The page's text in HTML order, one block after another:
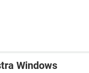
Windows